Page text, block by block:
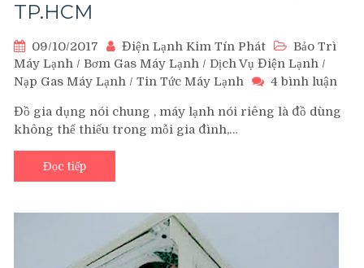
TP.HCM
09/10/2017 Điện Lạnh Kim Tín Phát
Bảo Trì
Máy Lạnh / Bơm Gas Máy Lạnh / Dịch Vụ Điện Lạnh /
Nạp Gas Máy Lạnh / Tin Tức Máy Lạnh 4 bình luận
Vụ
Nhà
Đồ gia dụng nói chung , máy lạnh nói riêng là đồ dùng
không thể thiếu trong mỗi gia đình,…
Đọc tiếp